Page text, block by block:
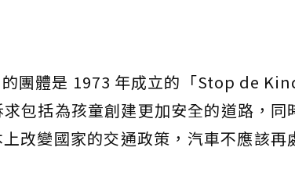
團體是 1973 年成立的「Stop de
包括為孩童創建更加安全的道路，同
改變國家的交通政策，汽車不應該再